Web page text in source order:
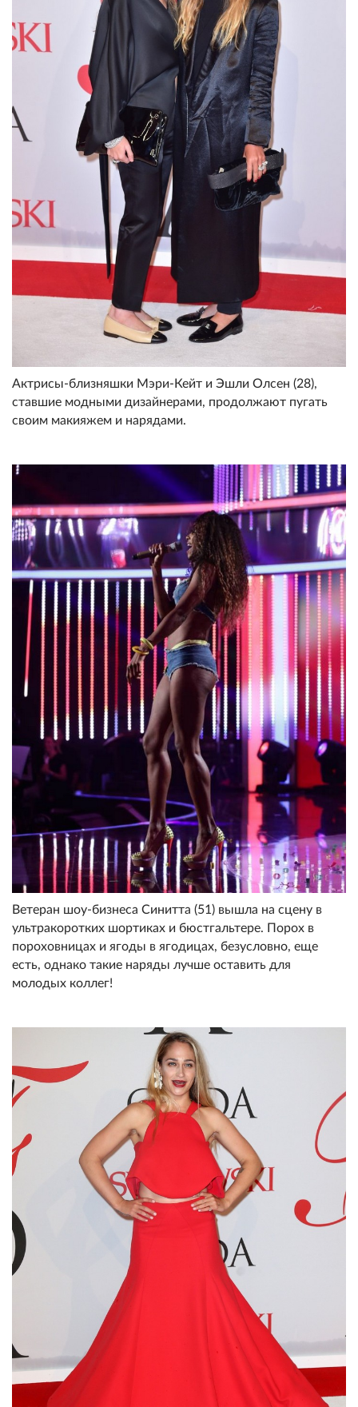
Актрисы-близняшки Мэри-Кейт и Эшли Олсен (28),
ставшие модными дизайнерами, продолжают пугать
своим макияжем и нарядами.
Ветеран шоу-бизнеса Синитта (51) вышла на сцену в
ультракоротких шортиках и бюстгальтере. Порох в
пороховницах и ягоды в ягодицах, безусловно, еще
есть, однако такие наряды лучше оставить для
молодых коллег!